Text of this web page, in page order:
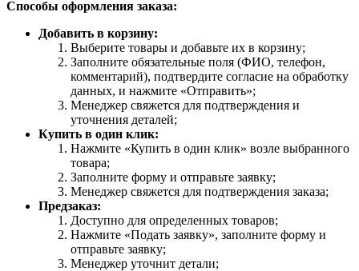
Способы оформления заказа:
Добавить в корзину:
Выберите товары и добавьте их в корзину;
Заполните обязательные поля (ФИО, телефон,
комментарий), подтвердите согласие на обработку
данных, и нажмите «Отправить»;
Менеджер свяжется для подтверждения и
уточнения деталей;
Купить в один клик:
Нажмите «Купить в один клик» возле выбранного
товара;
Заполните форму и отправьте заявку;
Менеджер свяжется для подтверждения заказа;
Предзаказ:
Доступно для определенных товаров;
Нажмите «Подать заявку», заполните форму и
отправьте заявку;
Менеджер уточнит детали;